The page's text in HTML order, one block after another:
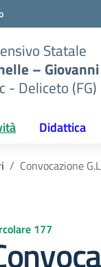
Statale
–
- Deliceto (FG)
Didattica
Convocazione
177